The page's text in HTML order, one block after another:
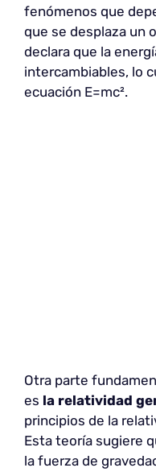
fenómenos que
que se desplaza un
declara que la
intercambiables, lo
ecuación E=mc².
Otra parte
es la relatividad
principios de la
Esta teoría sugiere
la fuerza de